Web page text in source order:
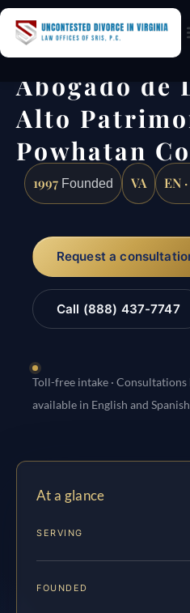
Abogado de
Alto
Powhatan
1997 Founded VA EN
Request a
Call (888) 437-7747
Toll-free intake ·
available in English and Spanish
At a glance
SERVING
FOUNDED